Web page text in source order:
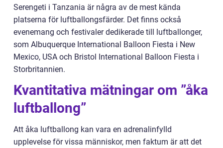
Serengeti i Tanzania är några av de mest kända
platserna för luftballongsfärder. Det finns också
evenemang och festivaler dedikerade till luftballonger,
som Albuquerque International Balloon Fiesta i New
Mexico, USA och Bristol International Balloon Fiesta i
Storbritannien.
Kvantitativa mätningar om ”åka
luftballong”
Att åka luftballong kan vara en adrenalinfylld
upplevelse för vissa människor, men faktum är att det